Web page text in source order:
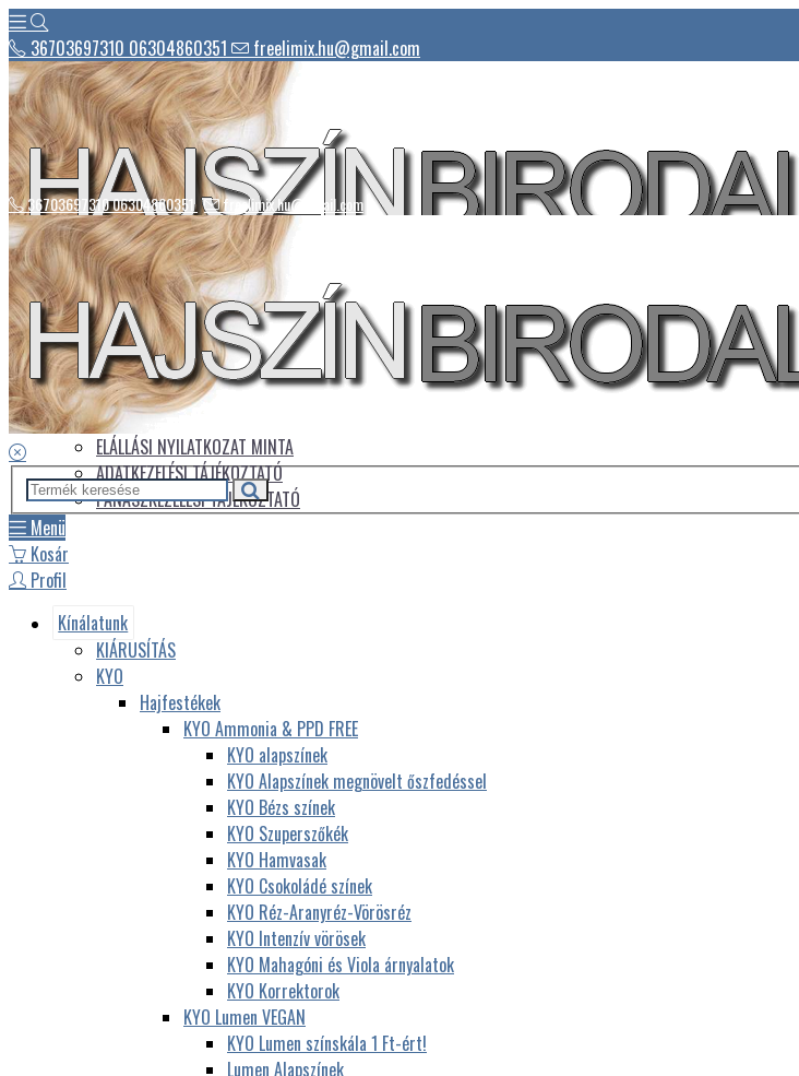
36703697310 06304860351 freelimix.hu@gmail.com
Hírek
Csomagautomaták listája
Üdvözlet
Az áruház kezelése
Üzletszabályzat
ELÁLLÁSI NYILATKOZAT MINTA
ADATKEZELÉSI TÁJÉKOZTATÓ
PANASZKEZELÉSI TÁJÉKOZTATÓ
36703697310 06304860351 freelimix.hu@gmail.com
Menü
Kosár
Profil
Kínálatunk
KIÁRUSÍTÁS
KYO
Hajfestékek
KYO Ammonia & PPD FREE
KYO alapszínek
KYO Alapszínek megnövelt őszfedéssel
KYO Bézs színek
KYO Szuperszőkék
KYO Hamvasak
KYO Csokoládé színek
KYO Réz-Aranyréz-Vörösréz
KYO Intenzív vörösek
KYO Mahagóni és Viola árnyalatok
KYO Korrektorok
KYO Lumen VEGAN
KYO Lumen színskála 1 Ft-ért!
Lumen Alapszínek